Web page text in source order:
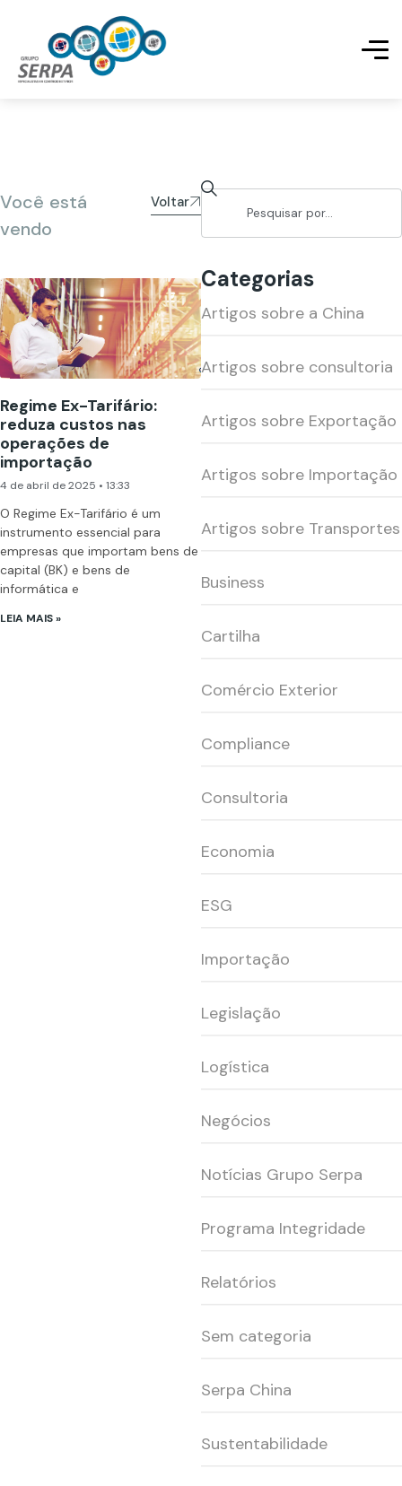
Você está
vendo
Voltar
Regime Ex-Tarifário:
reduza custos nas
operações de
importação
4 de abril de 2025 13:33
O Regime Ex-Tarifário é um
instrumento essencial para
empresas que importam bens de
capital (BK) e bens de
informática e
LEIA MAIS »
Categorias
Artigos sobre a China
Artigos sobre consultoria
Artigos sobre Exportação
Artigos sobre Importação
Artigos sobre Transportes
Business
Cartilha
Comércio Exterior
Compliance
Consultoria
Economia
ESG
Importação
Legislação
Logística
Negócios
Notícias Grupo Serpa
Programa Integridade
Relatórios
Sem categoria
Serpa China
Sustentabilidade